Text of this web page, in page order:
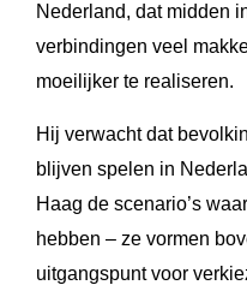
Nederland, dat midden
verbindingen veel
moeilijker te realiseren.
Hij verwacht dat
blijven spelen in
Haag de scenario’s
hebben – ze vormen
uitgangspunt voor